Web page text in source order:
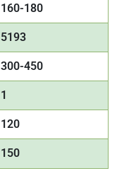
160-180
5193
300-450
1
120
150